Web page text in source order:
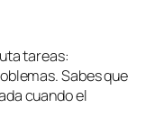
tareas:
Sabes que
cuando el